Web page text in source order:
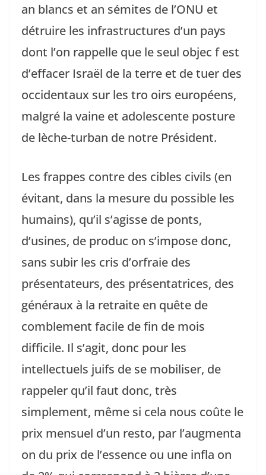
an blancs et an sémites de l’ONU et
détruire les infrastructures d’un pays
dont l’on rappelle que le seul objec f est
d’effacer Israël de la terre et de tuer des
occidentaux sur les tro oirs européens,
malgré la vaine et adolescente posture
de lèche-turban de notre Président.
Les frappes contre des cibles civils (en
évitant, dans la mesure du possible les
humains), qu’il s’agisse de ponts,
d’usines, de produc on s’impose donc,
sans subir les cris d’orfraie des
présentateurs, des présentatrices, des
généraux à la retraite en quête de
comblement facile de fin de mois
difficile. Il s’agit, donc pour les
intellectuels juifs de se mobiliser, de
rappeler qu’il faut donc, très
simplement, même si cela nous coûte le
prix mensuel d’un resto, par l’augmenta
on du prix de l’essence ou une infla on